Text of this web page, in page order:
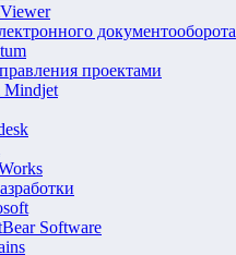
документооборота
проектами
Mindjet
Software